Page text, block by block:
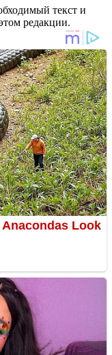
текст и
редакции.